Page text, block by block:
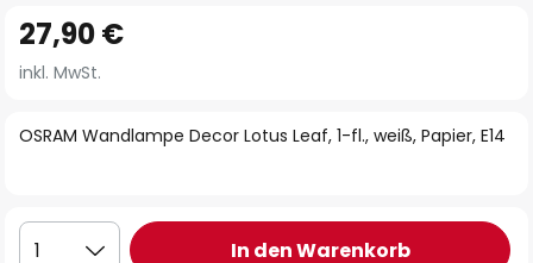
Anfang
der
springen
OSRAM Wandlampe Decor Lotus Leaf, 1-fl., weiß, Papier, E14
27,90 €
inkl. MwSt.
1 In den Warenkorb